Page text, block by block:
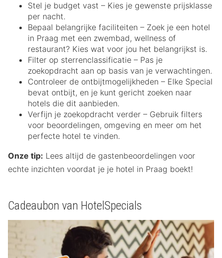
Stel je budget vast – Kies je gewenste prijsklasse
per nacht.
Bepaal belangrijke faciliteiten – Zoek je een hotel
in Praag met een zwembad, wellness of
restaurant? Kies wat voor jou het belangrijkst is.
Filter op sterrenclassificatie – Pas je
zoekopdracht aan op basis van je verwachtingen.
Controleer de ontbijtmogelijkheden – Elke Special
bevat ontbijt, en je kunt gericht zoeken naar
hotels die dit aanbieden.
Verfijn je zoekopdracht verder – Gebruik filters
voor beoordelingen, omgeving en meer om het
perfecte hotel te vinden.
Onze tip: Lees altijd de gastenbeoordelingen voor
echte inzichten voordat je je hotel in Praag boekt!
Cadeaubon van HotelSpecials